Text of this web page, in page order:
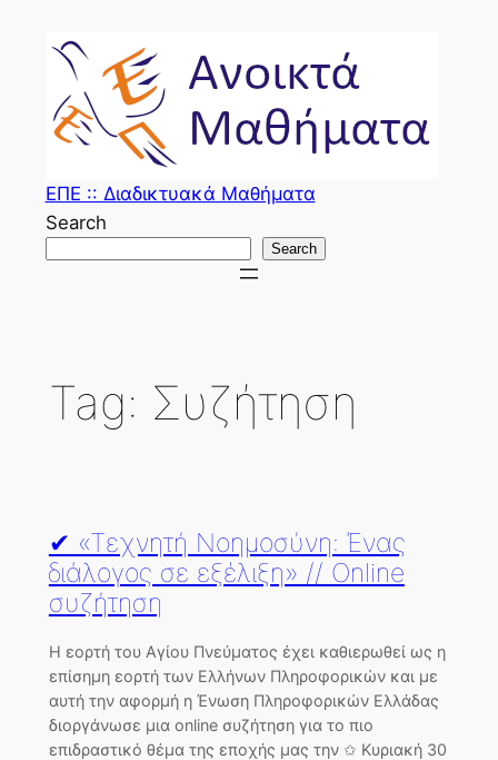
content
ΕΠΕ :: Διαδικτυακά Μαθήματα
Search
Search
Tag: Συζήτηση
✔ «Τεχνητή Νοημοσύνη: Ένας
διάλογος σε εξέλιξη» // Online
συζήτηση
Η εορτή του Αγίου Πνεύματος έχει καθιερωθεί ως η
επίσημη εορτή των Ελλήνων Πληροφορικών και με
αυτή την αφορμή η Ένωση Πληροφορικών Ελλάδας
διοργάνωσε μια online συζήτηση για το πιο
επιδραστικό θέμα της εποχής μας την ✩ Κυριακή 30